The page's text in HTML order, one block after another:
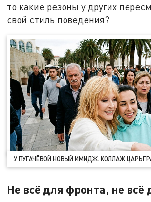
то какие резоны у других
свой стиль поведения?
У ПУГАЧЁВОЙ НОВЫЙ ИМИДЖ. КОЛЛАЖ
Не всё для фронта, не всё